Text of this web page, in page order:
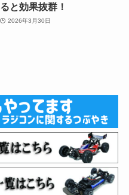
ると効果抜群！
2026年3月30日